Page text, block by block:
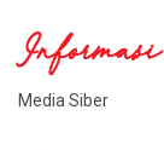
Informasi
Media Siber